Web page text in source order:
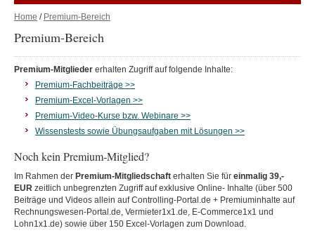
Home / Premium-Bereich
Premium-Bereich
Premium-Mitglieder erhalten Zugriff auf folgende Inhalte:
Premium-Fachbeiträge >>
Premium-Excel-Vorlagen >>
Premium-Video-Kurse bzw. Webinare >>
Wissenstests sowie Übungsaufgaben mit Lösungen >>
Noch kein Premium-Mitglied?
Im Rahmen der Premium-Mitgliedschaft erhalten Sie für einmalig 39,-
EUR zeitlich unbegrenzten Zugriff auf exklusive Online- Inhalte (über 500
Beiträge und Videos allein auf Controlling-Portal.de + Premiuminhalte auf
Rechnungswesen-Portal.de, Vermieter1x1.de, E-Commerce1x1 und
Lohn1x1.de) sowie über 150 Excel-Vorlagen zum Download.